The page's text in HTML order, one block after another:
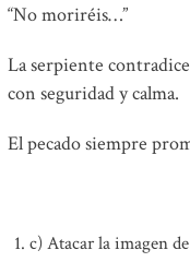
“No moriréis…”
La serpiente
con seguridad y calma.
El pecado siempre
c) Atacar la imagen